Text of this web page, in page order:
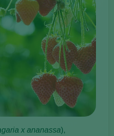
x ananassa),